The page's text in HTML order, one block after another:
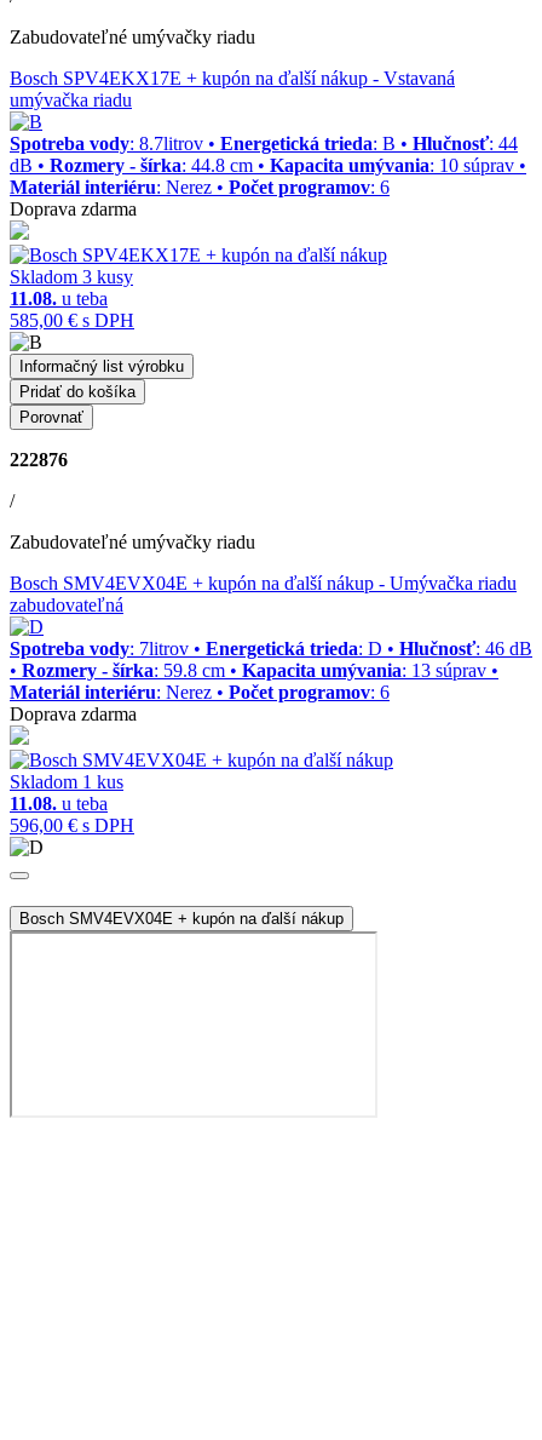
Zabudovateľné umývačky riadu
Bosch SPV4EKX17E + kupón na ďalší nákup - Vstavaná
umývačka riadu
Spotreba vody: 8.7litrov • Energetická trieda: B • Hlučnosť: 44
dB • Rozmery - šírka: 44.8 cm • Kapacita umývania: 10 súprav •
Materiál interiéru: Nerez • Počet programov: 6
Doprava zdarma
Skladom 3 kusy
11.08. u teba
585,00 € s DPH
Informačný list výrobku
Pridať do košíka
Porovnať
222876
/
Zabudovateľné umývačky riadu
Bosch SMV4EVX04E + kupón na ďalší nákup - Umývačka riadu
zabudovateľná
Spotreba vody: 7litrov • Energetická trieda: D • Hlučnosť: 46 dB
• Rozmery - šírka: 59.8 cm • Kapacita umývania: 13 súprav •
Materiál interiéru: Nerez • Počet programov: 6
Doprava zdarma
Skladom 1 kus
11.08. u teba
596,00 € s DPH
Bosch SMV4EVX04E + kupón na ďalší nákup